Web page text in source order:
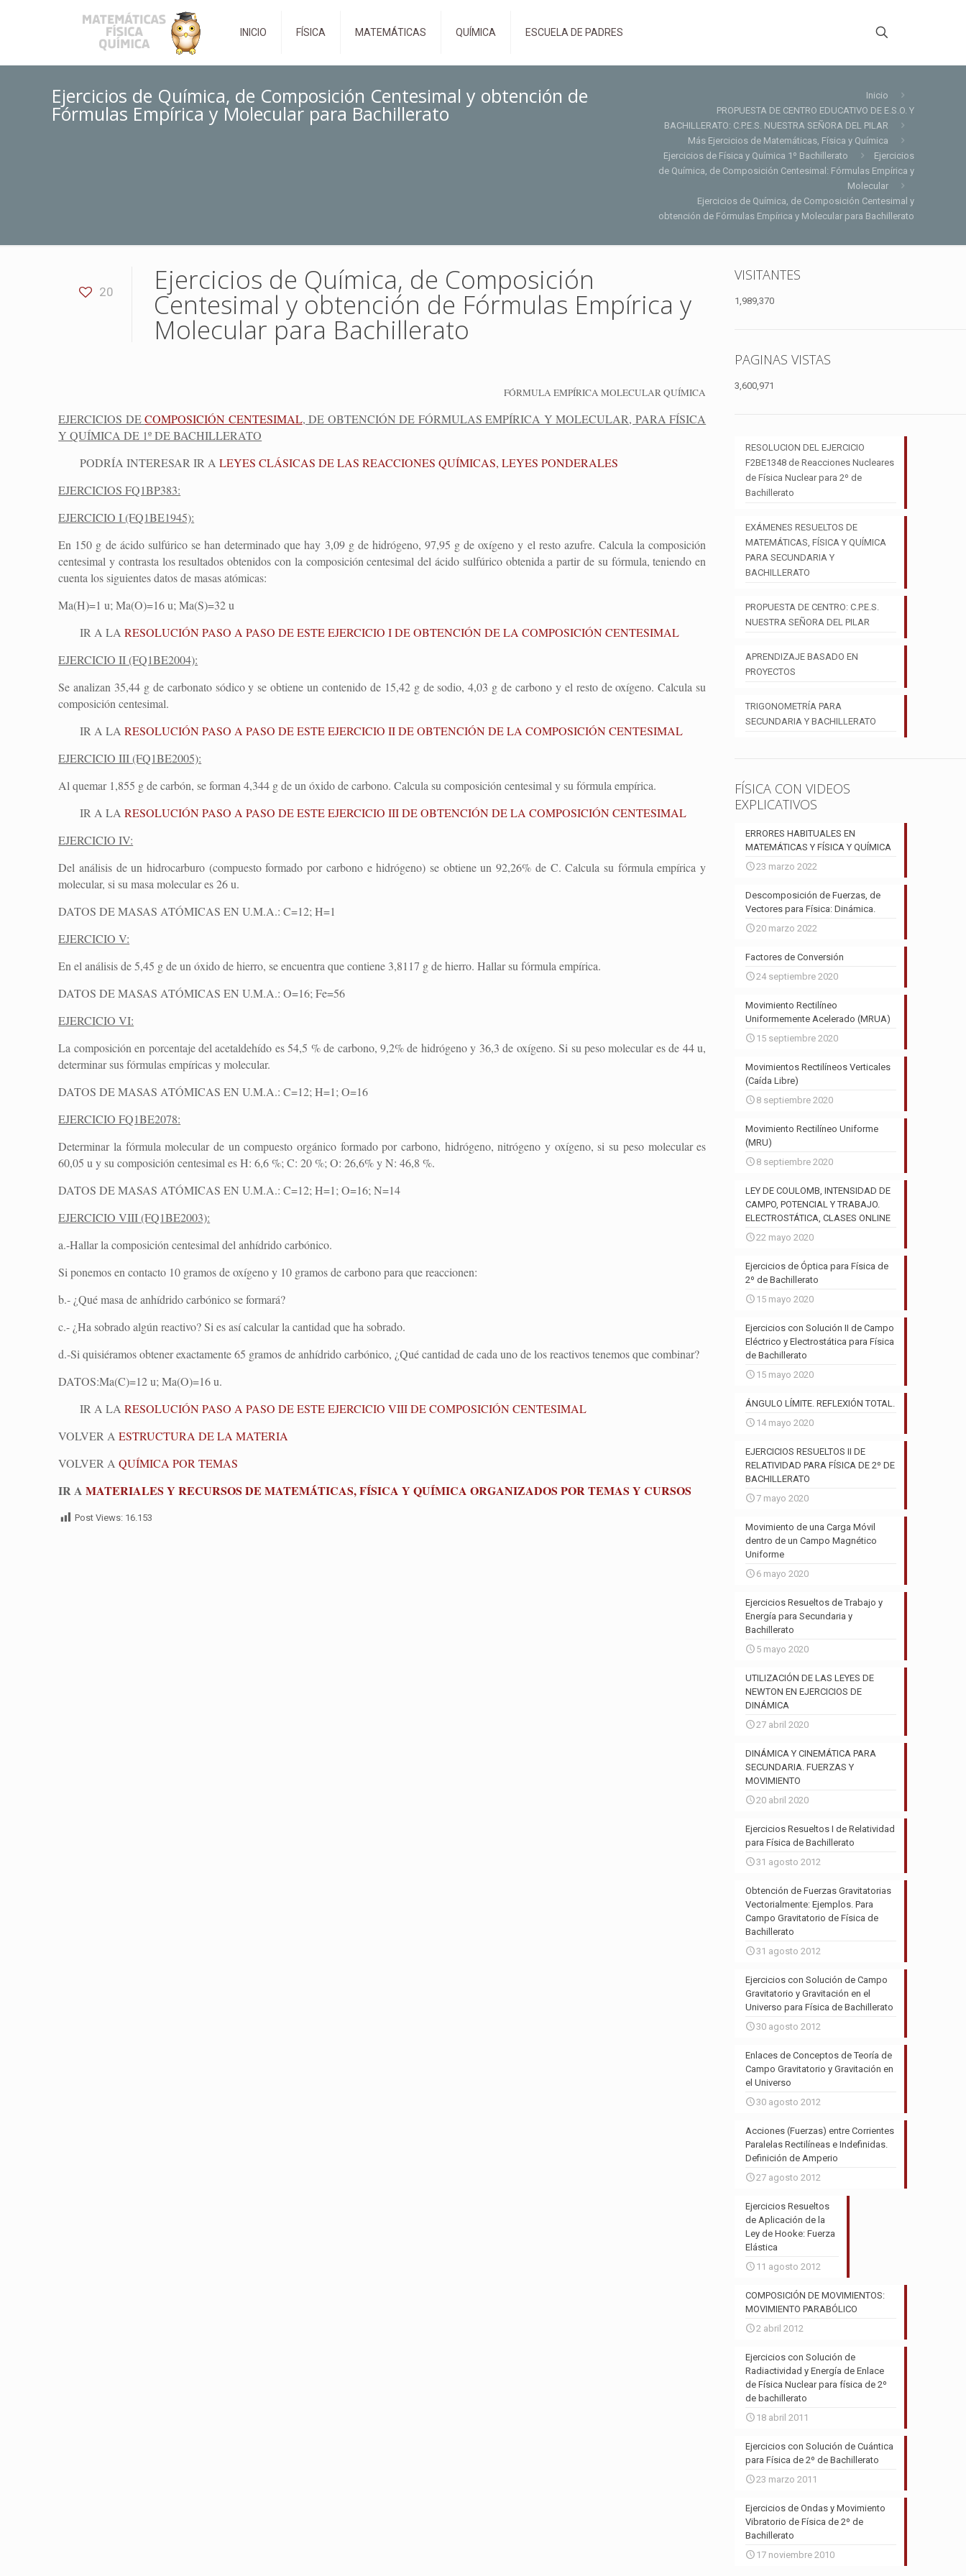
INICIO FÍSICA MATEMÁTICAS QUÍMICA ESCUELA DE PADRES
Ejercicios de Química, de Composición Centesimal y obtención de
Fórmulas Empírica y Molecular para Bachillerato
Inicio
PROPUESTA DE CENTRO EDUCATIVO DE E.S.O. Y
BACHILLERATO: C.P.E.S. NUESTRA SEÑORA DEL PILAR
Más Ejercicios de Matemáticas, Física y Química
Ejercicios de Física y Química 1º Bachillerato
Ejercicios
de Química, de Composición Centesimal: Fórmulas Empírica y
Molecular
Ejercicios de Química, de Composición Centesimal y
obtención de Fórmulas Empírica y Molecular para Bachillerato
20 Ejercicios de Química, de Composición
Centesimal y obtención de Fórmulas Empírica y
Molecular para Bachillerato
FÓRMULA EMPÍRICA MOLECULAR QUÍMICA
EJERCICIOS DECOMPOSICIÓN CENTESIMAL, DE OBTENCIÓN DE FÓRMULAS EMPÍRICA Y MOLECULAR, PARA FÍSICA
Y QUÍMICA DE 1º DE BACHILLERATO
PODRÍA INTERESAR IR ALEYES CLÁSICAS DE LAS REACCIONES QUÍMICAS, LEYES PONDERALES
EJERCICIOS FQ1BP383:
EJERCICIO I (FQ1BE1945):
En 150 g de ácido sulfúrico se han determinado que hay 3,09 g de hidrógeno, 97,95 g de oxígeno y el resto azufre. Calcula la composición
centesimal y contrasta los resultados obtenidos con la composición centesimal del ácido sulfúrico obtenida a partir de su fórmula, teniendo en
cuenta los siguientes datos de masas atómicas:
Ma(H)=1 u; Ma(O)=16 u; Ma(S)=32 u
IR A LARESOLUCIÓN PASO A PASO DE ESTE EJERCICIO I DE OBTENCIÓN DE LA COMPOSICIÓN CENTESIMAL
EJERCICIO II (FQ1BE2004):
Se analizan 35,44 g de carbonato sódico y se obtiene un contenido de 15,42 g de sodio, 4,03 g de carbono y el resto de oxígeno. Calcula su
composición centesimal.
IR A LARESOLUCIÓN PASO A PASO DE ESTE EJERCICIO II DE OBTENCIÓN DE LA COMPOSICIÓN CENTESIMAL
EJERCICIO III (FQ1BE2005):
Al quemar 1,855 g de carbón, se forman 4,344 g de un óxido de carbono. Calcula su composición centesimal y su fórmula empírica.
IR A LARESOLUCIÓN PASO A PASO DE ESTE EJERCICIO III DE OBTENCIÓN DE LA COMPOSICIÓN CENTESIMAL
EJERCICIO IV:
Del análisis de un hidrocarburo (compuesto formado por carbono e hidrógeno) se obtiene un 92,26% de C. Calcula su fórmula empírica y
molecular, si su masa molecular es 26 u.
DATOS DE MASAS ATÓMICAS EN U.M.A.: C=12; H=1
EJERCICIO V:
En el análisis de 5,45 g de un óxido de hierro, se encuentra que contiene 3,8117 g de hierro. Hallar su fórmula empírica.
DATOS DE MASAS ATÓMICAS EN U.M.A.: O=16; Fe=56
EJERCICIO VI:
La composición en porcentaje del acetaldehído es 54,5 % de carbono, 9,2% de hidrógeno y 36,3 de oxígeno. Si su peso molecular es de 44 u,
determinar sus fórmulas empíricas y molecular.
DATOS DE MASAS ATÓMICAS EN U.M.A.: C=12; H=1; O=16
EJERCICIO FQ1BE2078:
Determinar la fórmula molecular de un compuesto orgánico formado por carbono, hidrógeno, nitrógeno y oxígeno, si su peso molecular es
60,05 u y su composición centesimal es H: 6,6 %; C: 20 %; O: 26,6% y N: 46,8 %.
DATOS DE MASAS ATÓMICAS EN U.M.A.: C=12; H=1; O=16; N=14
EJERCICIO VIII (FQ1BE2003):
a.-Hallar la composición centesimal del anhídrido carbónico.
Si ponemos en contacto 10 gramos de oxígeno y 10 gramos de carbono para que reaccionen:
b.- ¿Qué masa de anhídrido carbónico se formará?
c.- ¿Ha sobrado algún reactivo? Si es así calcular la cantidad que ha sobrado.
d.-Si quisiéramos obtener exactamente 65 gramos de anhídrido carbónico, ¿Qué cantidad de cada uno de los reactivos tenemos que combinar?
DATOS:Ma(C)=12 u; Ma(O)=16 u.
IR A LARESOLUCIÓN PASO A PASO DE ESTE EJERCICIO VIII DE COMPOSICIÓN CENTESIMAL
VOLVER AESTRUCTURA DE LA MATERIA
VOLVER AQUÍMICA POR TEMAS
IR AMATERIALES Y RECURSOS DE MATEMÁTICAS, FÍSICA Y QUÍMICA ORGANIZADOS POR TEMAS Y CURSOS
Post Views: 16.153
VISITANTES
1,989,370
PAGINAS VISTAS
3,600,971
RESOLUCION DEL EJERCICIO
F2BE1348 de Reacciones Nucleares
de Física Nuclear para 2º de
Bachillerato
EXÁMENES RESUELTOS DE
MATEMÁTICAS, FÍSICA Y QUÍMICA
PARA SECUNDARIA Y
BACHILLERATO
PROPUESTA DE CENTRO: C.P.E.S.
NUESTRA SEÑORA DEL PILAR
APRENDIZAJE BASADO EN
PROYECTOS
TRIGONOMETRÍA PARA
SECUNDARIA Y BACHILLERATO
FÍSICA CON VIDEOS
EXPLICATIVOS
ERRORES HABITUALES EN
MATEMÁTICAS Y FÍSICA Y QUÍMICA
23 marzo 2022
Descomposición de Fuerzas, de
Vectores para Física: Dinámica.
20 marzo 2022
Factores de Conversión
24 septiembre 2020
Movimiento Rectilíneo
Uniformemente Acelerado (MRUA)
15 septiembre 2020
Movimientos Rectilíneos Verticales
(Caída Libre)
8 septiembre 2020
Movimiento Rectilíneo Uniforme
(MRU)
8 septiembre 2020
LEY DE COULOMB, INTENSIDAD DE
CAMPO, POTENCIAL Y TRABAJO.
ELECTROSTÁTICA, CLASES ONLINE
22 mayo 2020
Ejercicios de Óptica para Física de
2º de Bachillerato
15 mayo 2020
Ejercicios con Solución II de Campo
Eléctrico y Electrostática para Física
de Bachillerato
15 mayo 2020
ÁNGULO LÍMITE. REFLEXIÓN TOTAL.
14 mayo 2020
EJERCICIOS RESUELTOS II DE
RELATIVIDAD PARA FÍSICA DE 2º DE
BACHILLERATO
7 mayo 2020
Movimiento de una Carga Móvil
dentro de un Campo Magnético
Uniforme
6 mayo 2020
Ejercicios Resueltos de Trabajo y
Energía para Secundaria y
Bachillerato
5 mayo 2020
UTILIZACIÓN DE LAS LEYES DE
NEWTON EN EJERCICIOS DE
DINÁMICA
27 abril 2020
DINÁMICA Y CINEMÁTICA PARA
SECUNDARIA. FUERZAS Y
MOVIMIENTO
20 abril 2020
Ejercicios Resueltos I de Relatividad
para Física de Bachillerato
31 agosto 2012
Obtención de Fuerzas Gravitatorias
Vectorialmente: Ejemplos. Para
Campo Gravitatorio de Física de
Bachillerato
31 agosto 2012
Ejercicios con Solución de Campo
Gravitatorio y Gravitación en el
Universo para Física de Bachillerato
30 agosto 2012
Enlaces de Conceptos de Teoría de
Campo Gravitatorio y Gravitación en
el Universo
30 agosto 2012
Acciones (Fuerzas) entre Corrientes
Paralelas Rectilíneas e Indefinidas.
Definición de Amperio
27 agosto 2012
Ejercicios Resueltos
de Aplicación de la
Ley de Hooke: Fuerza
Elástica
11 agosto 2012
COMPOSICIÓN DE MOVIMIENTOS:
MOVIMIENTO PARABÓLICO
2 abril 2012
Ejercicios con Solución de
Radiactividad y Energía de Enlace
de Física Nuclear para física de 2º
de bachillerato
18 abril 2011
Ejercicios con Solución de Cuántica
para Física de 2º de Bachillerato
23 marzo 2011
Ejercicios de Ondas y Movimiento
Vibratorio de Física de 2º de
Bachillerato
17 noviembre 2010